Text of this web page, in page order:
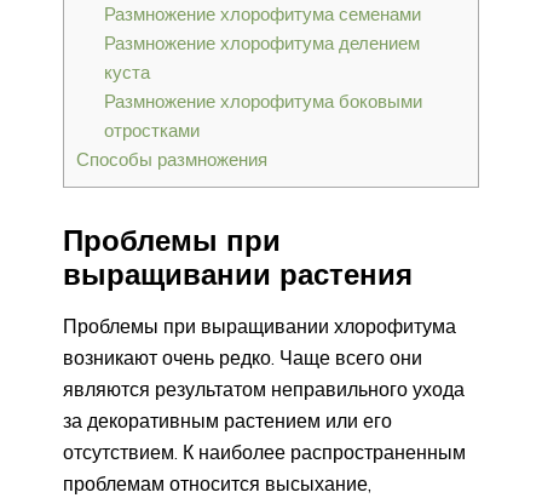
Размножение хлорофитума семенами
Размножение хлорофитума делением
куста
Размножение хлорофитума боковыми
отростками
Способы размножения
Проблемы при
выращивании растения
Проблемы при выращивании хлорофитума
возникают очень редко. Чаще всего они
являются результатом неправильного ухода
за декоративным растением или его
отсутствием. К наиболее распространенным
проблемам относится высыхание,